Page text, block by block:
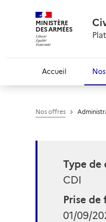
MINISTÈRE
DES ARMÉES
Accueil
Nos offres
Type de
CDI
Prise
01/09/